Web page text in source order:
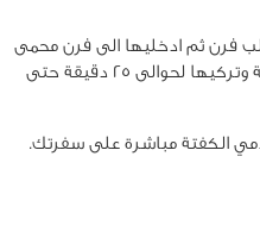
فرن ثم ادخليها الى فرن محمى
مسبقاً على حرارة 180 درجة مئوية وتركيها لحوالى 25 دقيقة حتى
الكفتة مباشرة على سفرتك.